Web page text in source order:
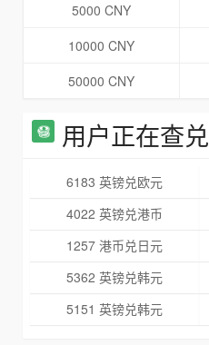
5000 CNY
10000 CNY
50000 CNY
用户正在查兑
6183 英镑兑欧元
4022 英镑兑港币
1257 港币兑日元
5362 英镑兑韩元
5151 英镑兑韩元